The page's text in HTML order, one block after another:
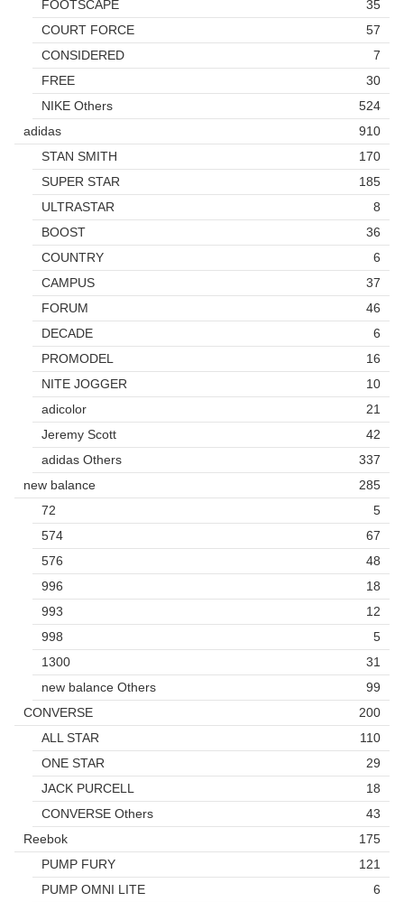
FOOTSCAPE
35
COURT FORCE
57
CONSIDERED
7
FREE
30
NIKE Others
524
adidas
910
STAN SMITH
170
SUPER STAR
185
ULTRASTAR
8
BOOST
36
COUNTRY
6
CAMPUS
37
FORUM
46
DECADE
6
PROMODEL
16
NITE JOGGER
10
adicolor
21
Jeremy Scott
42
adidas Others
337
new balance
285
72
5
574
67
576
48
996
18
993
12
998
5
1300
31
new balance Others
99
CONVERSE
200
ALL STAR
110
ONE STAR
29
JACK PURCELL
18
CONVERSE Others
43
Reebok
175
PUMP FURY
121
PUMP OMNI LITE
6